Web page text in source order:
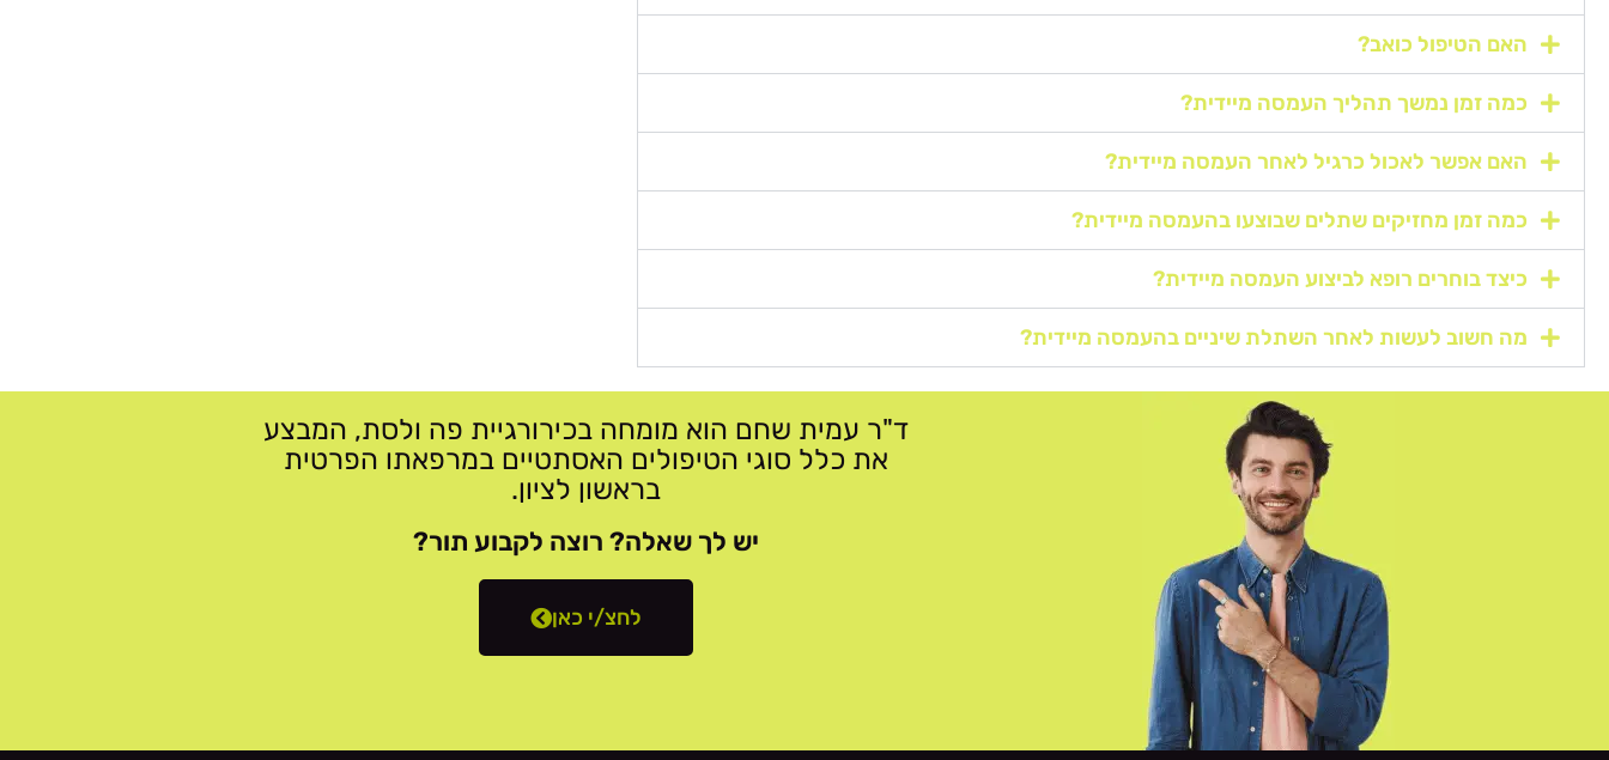
האם הטיפול כואב?
כמה זמן נמשך תהליך העמסה מיידית?
האם אפשר לאכול כרגיל לאחר העמסה מיידית?
כמה זמן מחזיקים שתלים שבוצעו בהעמסה מיידית?
כיצד בוחרים רופא לביצוע העמסה מיידית?
מה חשוב לעשות לאחר השתלת שיניים בהעמסה מיידית?
ד"ר עמית שחם הוא מומחה בכירורגיית פה ולסת, המבצע
את כלל סוגי הטיפולים האסתטיים במרפאתו הפרטית
בראשון לציון.
יש לך שאלה? רוצה לקבוע תור?
לחצ/י כאן